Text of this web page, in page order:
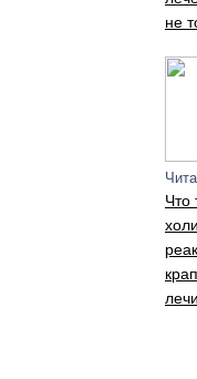
не
Что